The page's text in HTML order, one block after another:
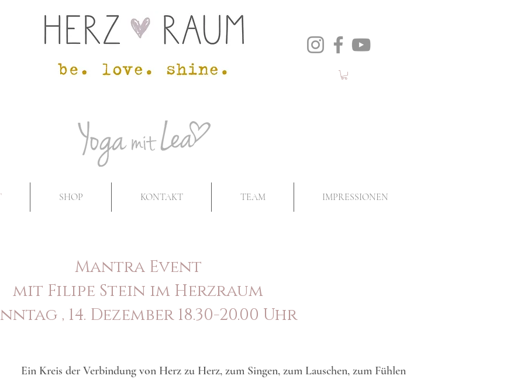
SHOP KONTAKT TEAM IMPRESSIONEN
Mantra Event
mit Filipe Stein im Herzraum
, 14. Dezember 18.30-20.00 Uhr
Ein Kreis der Verbindung von Herz zu Herz, zum Singen, zum Lauschen, zum Fühlen